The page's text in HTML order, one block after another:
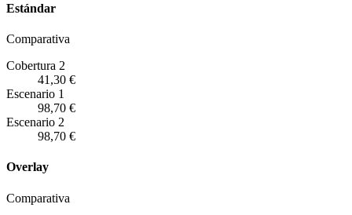
Estándar
Comparativa
Cobertura 2
41,30 €
Escenario 1
98,70 €
Escenario 2
98,70 €
Overlay
Comparativa